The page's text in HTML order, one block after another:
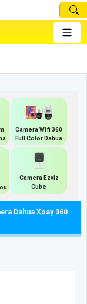
Camera Wifi 360
Full Color Dahua
Camera Ezviz
Cube
Dahua Xoay 360